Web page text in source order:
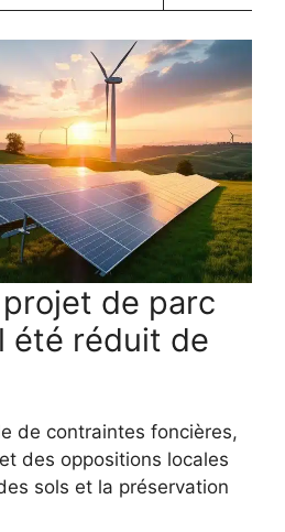
de parc
été réduit de
de contraintes foncières,
des oppositions locales
sols et la préservation